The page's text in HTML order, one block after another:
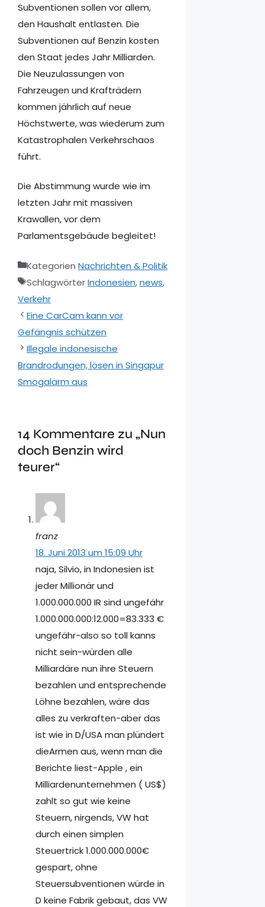
Subventionen sollen vor allem,
den Haushalt entlasten. Die
Subventionen auf Benzin kosten
den Staat jedes Jahr Milliarden.
Die Neuzulassungen von
Fahrzeugen und Krafträdern
kommen jährlich auf neue
Höchstwerte, was wiederum zum
Katastrophalen Verkehrschaos
führt.
Die Abstimmung wurde wie im
letzten Jahr mit massiven
Krawallen, vor dem
Parlamentsgebäude begleitet!
Kategorien Nachrichten & Politik
SchlagwörterIndonesien,news,
Verkehr
Eine CarCam kann vor
Gefängnis schützen
Illegale indonesische
Brandrodungen, lösen in Singapur
Smogalarm aus
14 Kommentare zu „Nun
doch Benzin wird
teurer“
franz
18. Juni 2013 um 15:09 Uhr
naja, Silvio, in Indonesien ist
jeder Millionär und
1.000.000.000 IR sind ungefähr
1.000.000.000:12.000=83.333 €
ungefähr-also so toll kanns
nicht sein-würden alle
Milliardäre nun ihre Steuern
bezahlen und entsprechende
Löhne bezahlen, wäre das
alles zu verkraften-aber das
ist wie in D/USA man plündert
dieArmen aus, wenn man die
Berichte liest-Apple , ein
Milliardenunternehmen ( US$)
zahlt so gut wie keine
Steuern, nirgends, VW hat
durch einen simplen
Steuertrick 1.000.000.000€
gespart, ohne
Steuersubventionen würde in
D keine Fabrik gebaut, das VW